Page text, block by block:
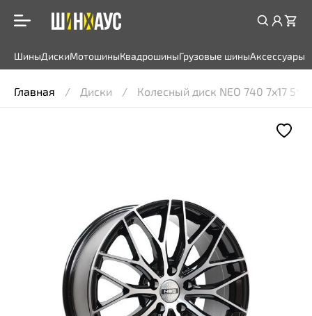
ШиныДискиМотошиныКвадрошиныГрузовые шиныАксессуары
Главная Диски Колесный диск NEO 740 7x17